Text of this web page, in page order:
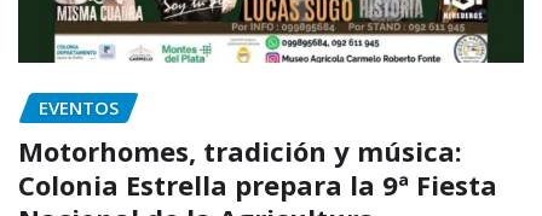
EVENTOS
Motorhomes, tradición y música:
Colonia Estrella prepara la 9ª Fiesta